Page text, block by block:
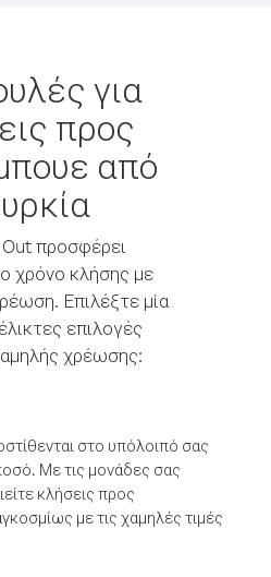
για
προς
από
προσφέρει
χρόνο κλήσης με
Επιλέξτε μία
επιλογές
χρέωσης:
στο υπόλοιπό σας
Με τις μονάδες σας
κλήσεις προς
με τις χαμηλές τιμές